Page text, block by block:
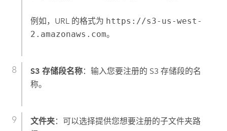
例如，URL 的格式为 https://s3-us-west-
2.amazonaws.com。
S3 存储段名称：输入您要注册的 S3 存储段的名
称。
文件夹：可以选择提供您想要注册的子文件夹路